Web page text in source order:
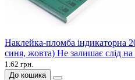
Наклейка-пломба індикаторна
синя, жовта) Не залишає слід на
1.62 грн.
До кошика